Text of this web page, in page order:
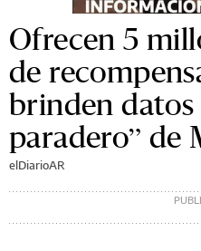
Ofrecen 5
de
brinden
paradero” de
elDiarioAR